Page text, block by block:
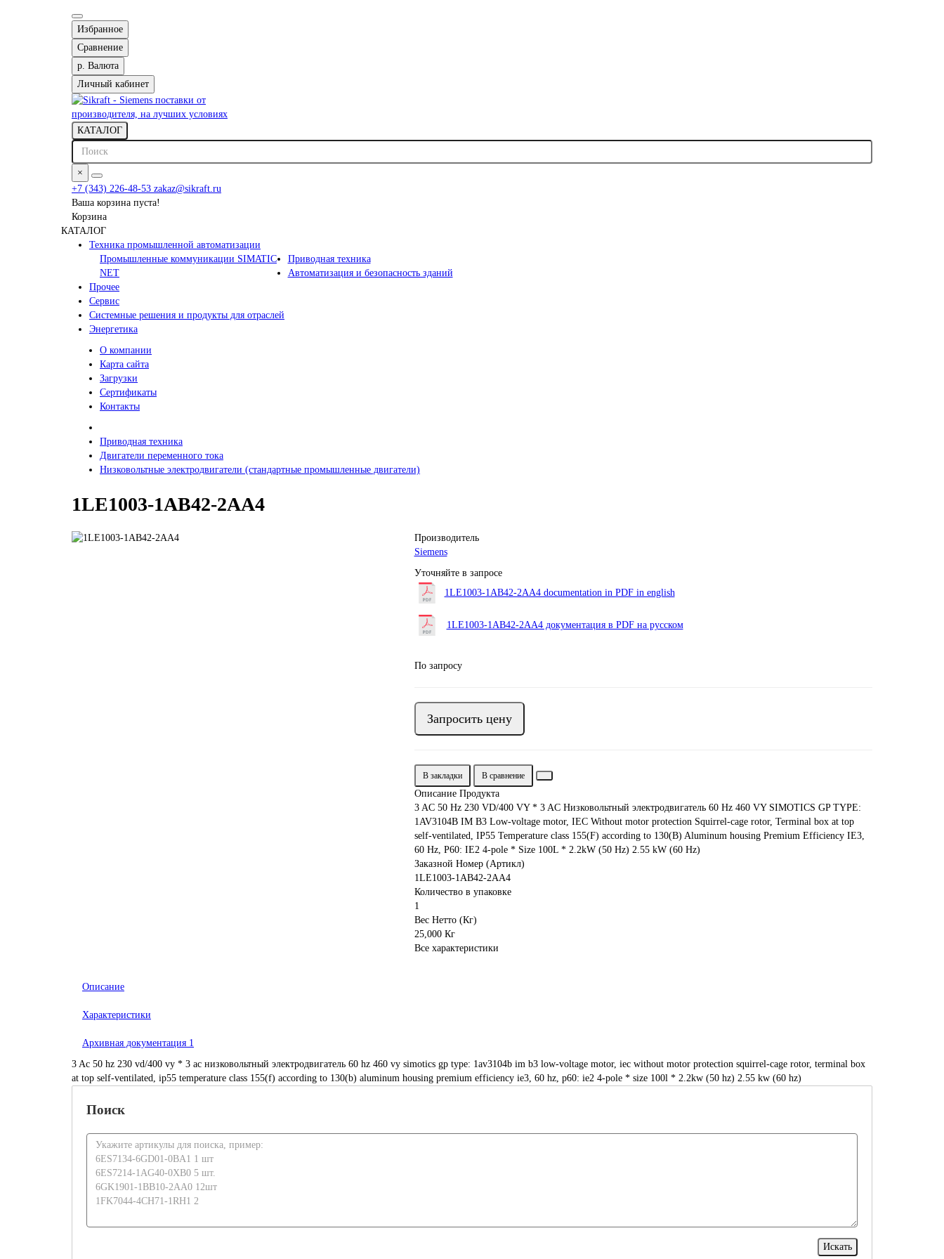
Избранное
Сравнение
р. Валюта
Личный кабинет
КАТАЛОГ
×
+7 (343) 226-48-53 zakaz@sikraft.ru
Ваша корзина пуста!
Корзина
КАТАЛОГ
Техника промышленной автоматизации
Промышленные коммуникации SIMATIC
NET
Приводная техника
Автоматизация и безопасность зданий
Прочее
Сервис
Системные решения и продукты для отраслей
Энергетика
О компании
Карта сайта
Загрузки
Сертификаты
Контакты
Приводная техника
Двигатели переменного тока
Низковольтные электродвигатели (стандартные промышленные двигатели)
1LE1003-1AB42-2AA4
Производитель
Siemens
Уточняйте в запросе
1LE1003-1AB42-2AA4 documentation in PDF in english
1LE1003-1AB42-2AA4 документация в PDF на русском
По запросу
Запросить цену
В закладки В сравнение
Описание Продукта
3 AC 50 Hz 230 VD/400 VY * 3 AC Низковольтный электродвигатель 60 Hz 460 VY SIMOTICS GP TYPE:
1AV3104B IM B3 Low-voltage motor, IEC Without motor protection Squirrel-cage rotor, Terminal box at top
self-ventilated, IP55 Temperature class 155(F) according to 130(B) Aluminum housing Premium Efficiency IE3,
60 Hz, P60: IE2 4-pole * Size 100L * 2.2kW (50 Hz) 2.55 kW (60 Hz)
Заказной Номер (Артикл)
1LE1003-1AB42-2AA4
Количество в упаковке
1
Вес Нетто (Кг)
25,000 Кг
Все характеристики
Описание
Характеристики
Архивная документация 1
3 Ac 50 hz 230 vd/400 vy * 3 ac низковольтный электродвигатель 60 hz 460 vy simotics gp type: 1av3104b im b3 low-voltage motor, iec without motor protection squirrel-cage rotor, terminal box
at top self-ventilated, ip55 temperature class 155(f) according to 130(b) aluminum housing premium efficiency ie3, 60 hz, p60: ie2 4-pole * size 100l * 2.2kw (50 hz) 2.55 kw (60 hz)
Поиск